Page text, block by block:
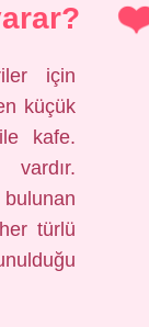
için
küçük
kafe.
vardır.
türlü